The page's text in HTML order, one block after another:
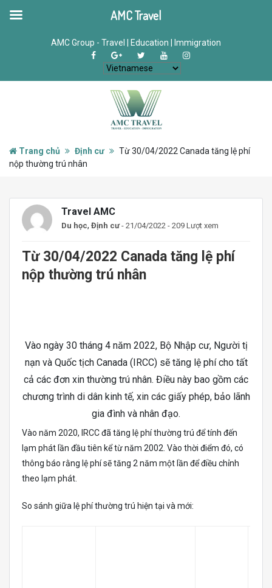
AMC Group - Travel | Education | Immigration
Trang chủ Định cư
Từ 30/04/2022 Canada tăng lệ phí
nộp thường trú nhân
Travel AMC
Du học, Định cư - 21/04/2022 - 209 Lượt xem
Từ 30/04/2022 Canada tăng lệ phí
nộp thường trú nhân
Vào ngày 30 tháng 4 năm 2022, Bộ Nhập cư, Người tị
nạn và Quốc tịch Canada (IRCC) sẽ tăng lệ phí cho tất
cả các đơn xin thường trú nhân. Điều này bao gồm các
chương trình di dân kinh tế, xin các giấy phép, bảo lãnh
gia đình và nhân đạo.
Vào năm 2020, IRCC đã tăng lệ phí thường trú để tính đến
lạm phát lần đầu tiên kể từ năm 2002. Vào thời điểm đó, có
thông báo rằng lệ phí sẽ tăng 2 năm một lần để điều chỉnh
theo lạm phát.
So sánh giữa lệ phí thường trú hiện tại và mới:
AMC Travel